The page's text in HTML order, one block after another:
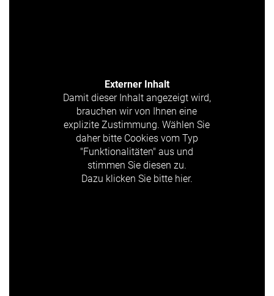
Externer Inhalt
Damit dieser Inhalt angezeigt wird,
brauchen wir von Ihnen eine
explizite Zustimmung. Wählen Sie
daher bitte Cookies vom Typ
"Funktionalitäten" aus und
stimmen Sie diesen zu.
Dazu klicken Sie bitte hier.